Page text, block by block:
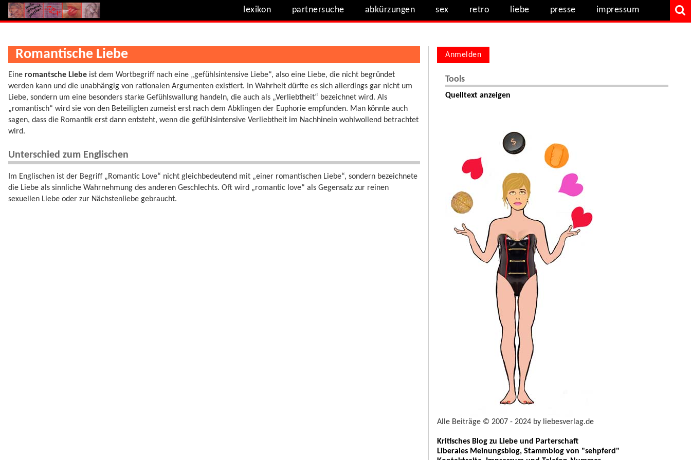
lexikon partnersuche abkürzungen sex retro liebe presse impressum
Romantische Liebe
Eine romantsche Liebe ist dem Wortbegriff nach eine „gefühlsintensive Liebe“, also eine Liebe, die nicht begründet
werden kann und die unabhängig von rationalen Argumenten existiert. In Wahrheit dürfte es sich allerdings gar nicht um
Liebe, sondern um eine besonders starke Gefühlswallung handeln, die auch als „Verliebtheit“ bezeichnet wird. Als
„romantisch“ wird sie von den Beteiligten zumeist erst nach dem Abklingen der Euphorie empfunden. Man könnte auch
sagen, dass die Romantik erst dann entsteht, wenn die gefühlsintensive Verliebtheit im Nachhinein wohlwollend betrachtet
wird.
Unterschied zum Englischen
Im Englischen ist der Begriff „Romantic Love“ nicht gleichbedeutend mit „einer romantischen Liebe“, sondern bezeichnete
die Liebe als sinnliche Wahrnehmung des anderen Geschlechts. Oft wird „romantic love“ als Gegensatz zur reinen
sexuellen Liebe oder zur Nächstenliebe gebraucht.
Anmelden
Tools
Quelltext anzeigen
Alle Beiträge © 2007 - 2024 by liebesverlag.de
Kritisches Blog zu Liebe und Parterschaft
Liberales Meinungsblog, Stammblog von "sehpferd"